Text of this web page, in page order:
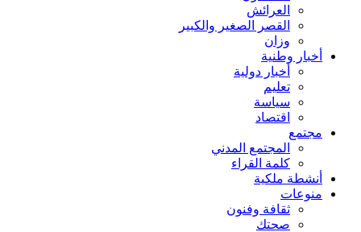
العرائش
القصر الصغير والكبير
وزان
أخبار وطنية
أخبار دولية
تعليم
سياسة
اقتصاد
مجتمع
المجتمع المدني
كلمة القراء
أنشطة ملكية
منوعات
ثقافة وفنون
صحتك